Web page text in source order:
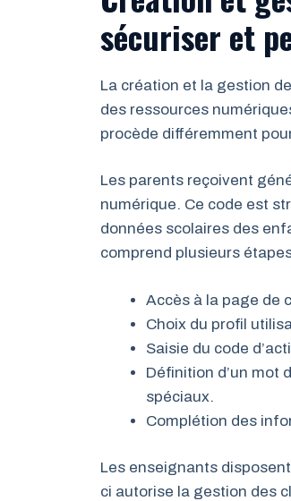
sécuriser et
La création et la gestion
des ressources
procède différemment
Les parents reçoivent
numérique. Ce code est
données scolaires des
comprend plusieurs
Accès à la page de
Choix du profil
Saisie du code
Définition d’un mot
spéciaux.
Complétion des
Les enseignants
ci autorise la gestion des